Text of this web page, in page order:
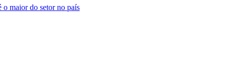
o maior do setor no país